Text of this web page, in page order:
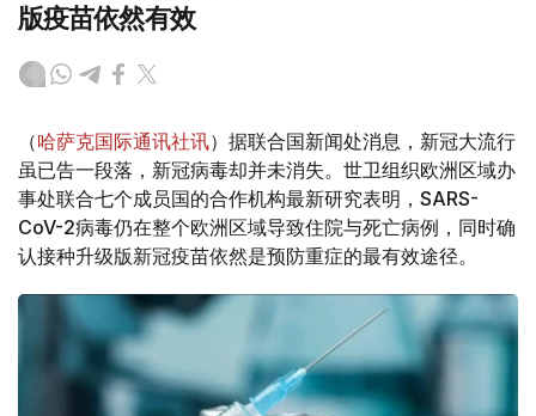
版疫苗依然有效
（哈萨克国际通讯社讯）据联合国新闻处消息，新冠大流行
虽已告一段落，新冠病毒却并未消失。世卫组织欧洲区域办
事处联合七个成员国的合作机构最新研究表明，SARS-
CoV-2病毒仍在整个欧洲区域导致住院与死亡病例，同时确
认接种升级版新冠疫苗依然是预防重症的最有效途径。